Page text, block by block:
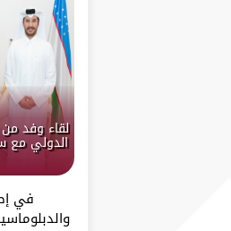
لقاء وفد من
الدولي مع
في